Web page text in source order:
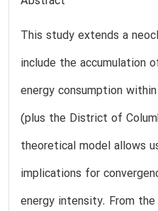
This study extends a
include the accumulation
energy consumption
(plus the District of
theoretical model allows
implications for
energy intensity. From